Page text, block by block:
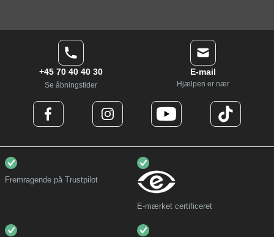
+45 70 40 40 30
Se åbningstider
E-mail
Hjælpen er nær
Fremragende på Trustpilot
E-mærket certificeret